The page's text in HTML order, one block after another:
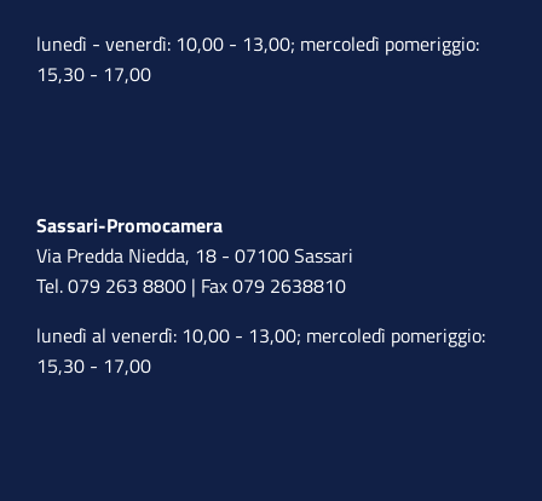
lunedì - venerdì: 10,00 - 13,00; mercoledì pomeriggio:
15,30 - 17,00
Sassari-Promocamera
Via Predda Niedda, 18 - 07100 Sassari
Tel. 079 263 8800 | Fax 079 2638810
lunedì al venerdì: 10,00 - 13,00; mercoledì pomeriggio:
15,30 - 17,00